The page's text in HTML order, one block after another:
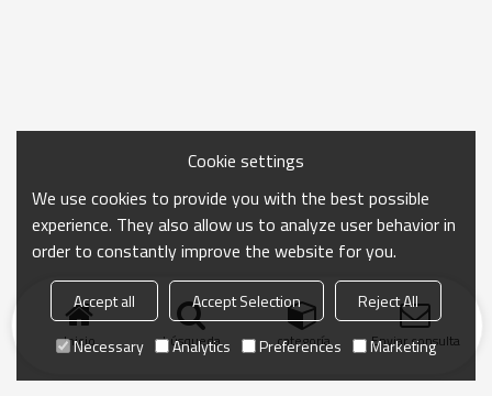
Inicio búsqueda categoría Enviar consulta
Cookie settings
We use cookies to provide you with the best possible
experience. They also allow us to analyze user behavior in
order to constantly improve the website for you.
Accept all Accept Selection
Reject All
Necessary
Analytics Preferences Marketing